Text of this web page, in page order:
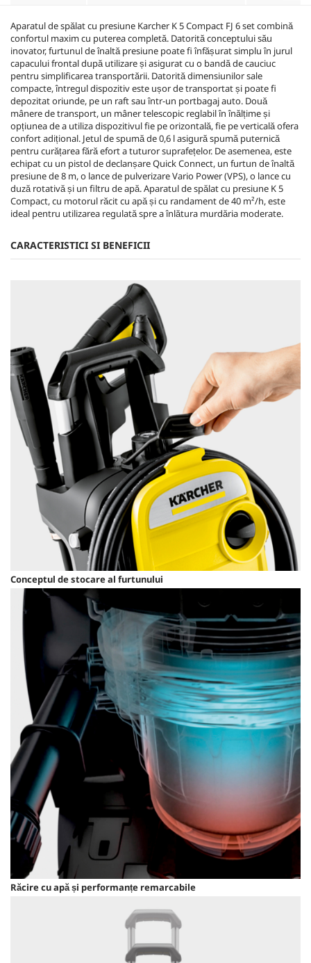
Aparatul de spălat cu presiune Karcher K 5 Compact FJ 6 set combină
confortul maxim cu puterea completă. Datorită conceptului său
inovator, furtunul de înaltă presiune poate fi înfășurat simplu în jurul
capacului frontal după utilizare și asigurat cu o bandă de cauciuc
pentru simplificarea transportării. Datorită dimensiunilor sale
compacte, întregul dispozitiv este ușor de transportat și poate fi
depozitat oriunde, pe un raft sau într-un portbagaj auto. Două
mânere de transport, un mâner telescopic reglabil în înălțime și
opțiunea de a utiliza dispozitivul fie pe orizontală, fie pe verticală ofera
confort adițional. Jetul de spumă de 0,6 l asigură spumă puternică
pentru curățarea fără efort a tuturor suprafețelor. De asemenea, este
echipat cu un pistol de declanșareQuick Connect, un furtun de înaltă
presiune de 8 m, o lance de pulverizare Vario Power (VPS), o lance cu
duză rotativă și un filtru de apă. Aparatul de spălat cu presiune K 5
Compact, cu motorul răcit cu apă și cu randament de 40 m²/h, este
ideal pentru utilizarea regulată spre a înlătura murdăria moderate.
CARACTERISTICI SI BENEFICII
Conceptul de stocare al furtunului
Răcire cu apă și performanțe remarcabile